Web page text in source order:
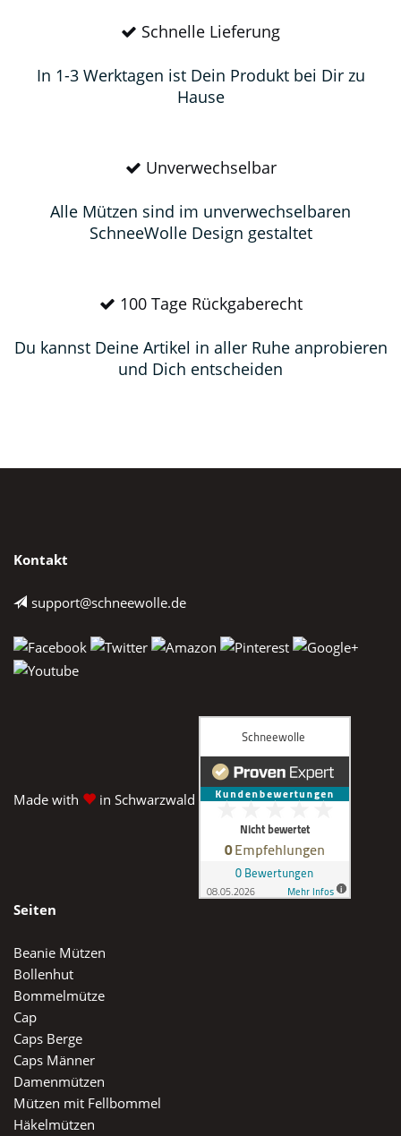
Schnelle Lieferung
In 1-3 Werktagen ist Dein Produkt bei Dir zu
Hause
Unverwechselbar
Alle Mützen sind im unverwechselbaren
SchneeWolle Design gestaltet
100 Tage Rückgaberecht
Du kannst Deine Artikel in aller Ruhe anprobieren
und Dich entscheiden
Kontakt
support@schneewolle.de
Made with in Schwarzwald
Seiten
Beanie Mützen
Bollenhut
Bommelmütze
Cap
Caps Berge
Caps Männer
Damenmützen
Mützen mit Fellbommel
Häkelmützen